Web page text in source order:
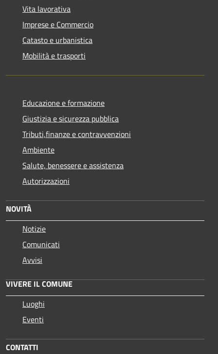
Vita lavorativa
Imprese e Commercio
Catasto e urbanistica
Mobilità e trasporti
Educazione e formazione
Giustizia e sicurezza pubblica
Tributi,finanze e contravvenzioni
Ambiente
Salute, benessere e assistenza
Autorizzazioni
NOVITÀ
Notizie
Comunicati
Avvisi
VIVERE IL COMUNE
Luoghi
Eventi
CONTATTI